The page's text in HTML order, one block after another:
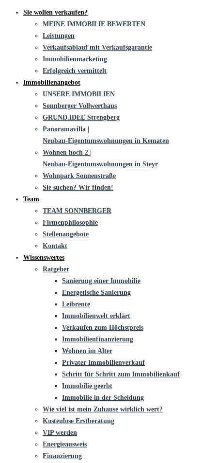
Sie wollen verkaufen?
MEINE IMMOBILIE BEWERTEN
Leistungen
Verkaufsablauf mit Verkaufsgarantie
Immobilienmarketing
Erfolgreich vermittelt
Immobilienangebot
UNSERE IMMOBILIEN
Sonnberger Vollwerthaus
GRUND.IDEE Strengberg
Panoramavilla |
Neubau-Eigentums­­wohnungen in Kematen
Wohnen hoch 2 |
Neubau-Eigentumswohnungen in Steyr
Wohnpark Sonnenstraße
Sie suchen? Wir finden!
Team
TEAM SONNBERGER
Firmenphilosophie
Stellenangebote
Kontakt
Wissenswertes
Ratgeber
Sanierung einer Immobilie
Energetische Sanierung
Leibrente
Immobilienwelt erklärt
Verkaufen zum Höchstpreis
Immobilienfinanzierung
Wohnen im Alter
Privater Immobilienverkauf
Schritt für Schritt zum Immobilienkauf
Immobilie geerbt
Immobilie in der Scheidung
Wie viel ist mein Zuhause wirklich wert?
Kostenlose Erstberatung
VIP werden
Energieausweis
Finanzierung